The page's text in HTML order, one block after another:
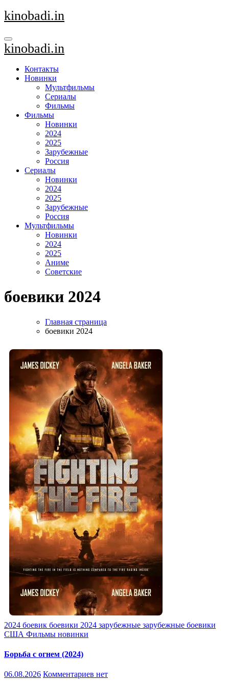
Перейти
к
kinobadi.in
kinobadi.in
Контакты
Новинки
Мультфильмы
Сериалы
Фильмы
Фильмы
Новинки
2024
2025
Зарубежные
Россия
Сериалы
Новинки
2024
2025
Зарубежные
Россия
Мультфильмы
Новинки
2024
2025
Аниме
Советские
боевики 2024
Главная страница
боевики 2024
2024 боевик боевики 2024 зарубежные зарубежные боевики
США Фильмы новинки
Борьба с огнем (2024)
06.08.2026 Комментариев нет